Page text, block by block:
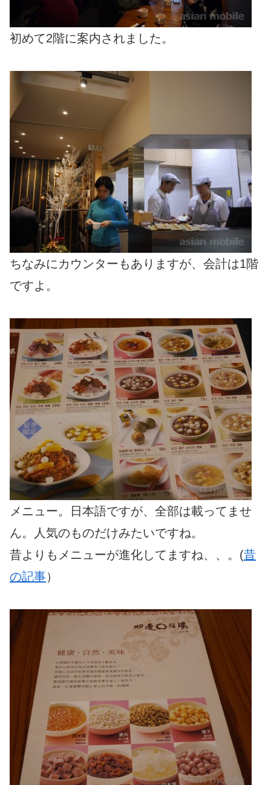
初めて2階に案内されました。
ちなみにカウンターもありますが、会計は1階
ですよ。
メニュー。日本語ですが、全部は載ってませ
ん。人気のものだけみたいですね。
昔よりもメニューが進化してますね、、。(昔
の記事）